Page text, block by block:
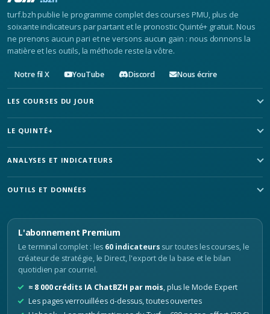
turf.bzh publie le programme complet des courses PMU, plus de
soixante indicateurs par partant et le pronostic Quinté+ gratuit. Nous
ne prenons aucun pari et ne versons aucun gain : nous donnons la
matière et les outils, la méthode reste la vôtre.
Notre fil X YouTube Discord Nous écrire
LES COURSES DU JOUR
LE QUINTÉ+
ANALYSES ET INDICATEURS
OUTILS ET DONNÉES
L'abonnement Premium
Le terminal complet : les 60 indicateurs sur toutes les courses, le
créateur de stratégie, le Direct, l'export de la base et le bilan
quotidien par courriel.
≈ 8 000 crédits IA ChatBZH par mois, plus le Mode Expert
Les pages verrouillées ci-dessus, toutes ouvertes